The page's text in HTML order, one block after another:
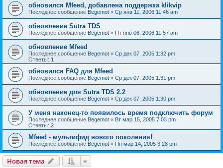
обновился Mfeed, добавлена поддержка klikvip
Последнее сообщение Begemot « Ср янв 11, 2006 11:46 am
обновление Sutra TDS
Последнее сообщение Begemot « Пт янв 06, 2006 11:57 am
обновление Mfeed
Последнее сообщение Begemot « Ср дек 07, 2005 1:32 pm
Ответы: 1
обновился FAQ для Mfeed
Последнее сообщение Begemot « Ср дек 07, 2005 1:31 pm
обновление для Sutra TDS 2.2
Последнее сообщение Begemot « Ср дек 07, 2005 1:30 pm
У меня наконец-то появилось время подключить форум
Последнее сообщение Begemot « Вт мар 15, 2005 7:03 pm
Ответы: 2
Mfeed - мультифид нового поколения!
Последнее сообщение Begemot « Пн мар 14, 2005 3:28 pm
Новая тема